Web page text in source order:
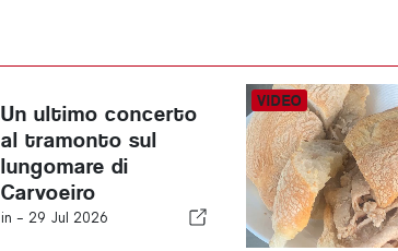
Un ultimo concerto
al tramonto sul
lungomare di
Carvoeiro
in - 29 Jul 2026